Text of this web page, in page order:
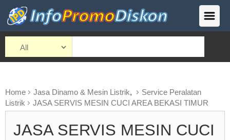
Home Jasa Dinamo & Mesin Listrik,
Service Peralatan
Listrik
JASA SERVIS MESIN CUCI AREA BEKASI TIMUR
JASA SERVIS MESIN CUCI